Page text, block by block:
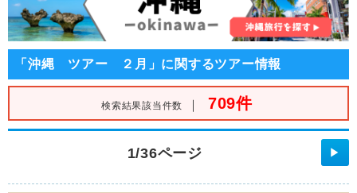
「沖縄 ツアー ２月」に関するツアー情報
検索結果該当件数 ｜ 709件
1/36ページ ▶